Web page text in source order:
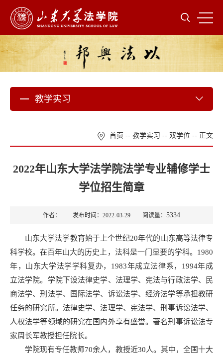
教学实习
首页 -- 教学实习 -- 双学位 -- 正文
2022年山东大学法学院法学专业辅修学士
学位招生简章
作者： 发布时间：2022-03-29 阅读量： 5334
山东大学法学教育始于上个世纪20年代的山东高等法律专
科学校。在百年山大的历史上，法科是一门显要的学科。1980
年，山东大学法学学科复办，1983年成立法律系，1994年成
立法学院。学院下设法律史学、法理学、宪法与行政法学、民
商法学、刑法学、国际法学、诉讼法学、经济法学等承担教研
任务的研究所。法律史学、法理学、宪法学、刑事诉讼法学、
人权法学等领域的研究在国内外享有盛誉。著名刑事诉讼法专
家周长军教授担任院长。
学院现有专任教师70余人，教授近30人。其中，全国十大